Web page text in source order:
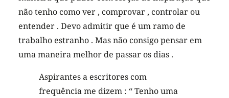
não tenho como ver , comprovar , controlar ou
entender . Devo admitir que é um ramo de
trabalho estranho . Mas não consigo pensar em
uma maneira melhor de passar os dias .
Aspirantes a escritores com
frequência me dizem : “ Tenho uma